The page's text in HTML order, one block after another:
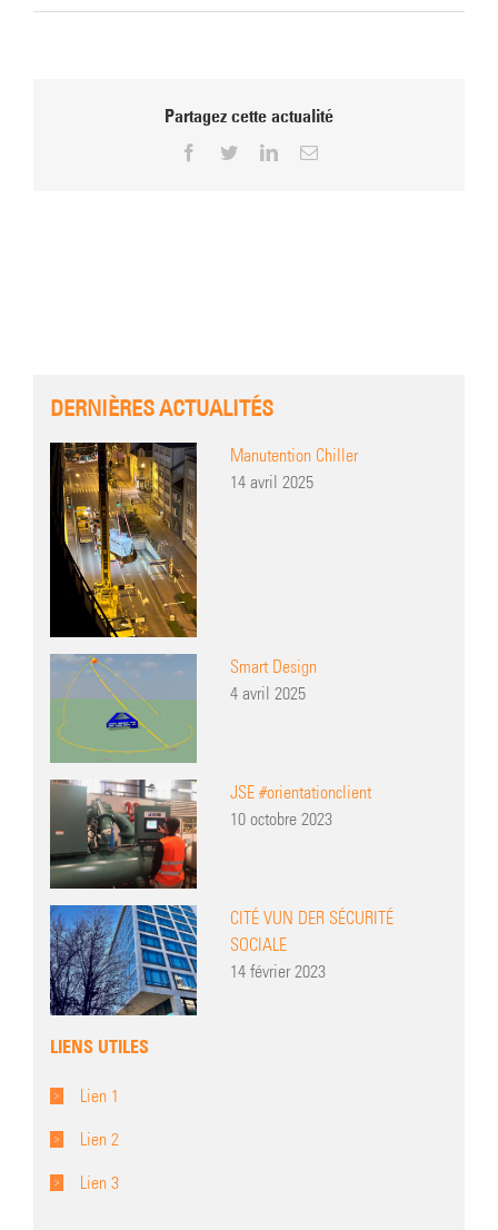
Partagez cette actualité
Facebook
TwitterLinkedInEmail
DERNIÈRES ACTUALITÉS
Manutention Chiller
14 avril 2025
Smart Design
4 avril 2025
JSE #orientationclient
10 octobre 2023
CITÉ VUN DER SÉCURITÉ
SOCIALE
14 février 2023
LIENS UTILES
Lien 1
Lien 2
Lien 3